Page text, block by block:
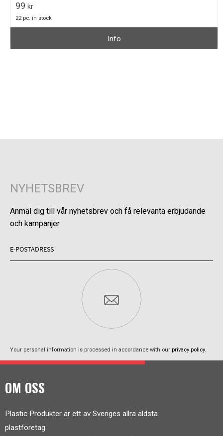
99 kr
22 pc. in stock
Info
NYHETSBREV
Anmäl dig till vår nyhetsbrev och få relevanta erbjudande
och kampanjer
Your personal information is processed in accordance with our privacy policy.
OM OSS
Plastic Produkter är ett av Sveriges allra äldsta
plastföretag.